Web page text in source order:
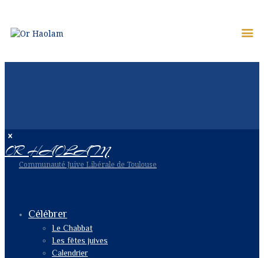
OR HAOLAM
Communauté Juive Libérale de Toulouse
Célébrer
Le Chabbat
Les fêtes juives
Calendrier